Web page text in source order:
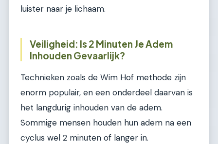
luister naar je lichaam.
Veiligheid: Is 2 Minuten Je Adem
Inhouden Gevaarlijk?
Technieken zoals de Wim Hof methode zijn
enorm populair, en een onderdeel daarvan is
het langdurig inhouden van de adem.
Sommige mensen houden hun adem na een
cyclus wel 2 minuten of langer in.